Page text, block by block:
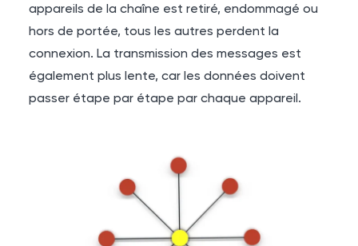
appareils de la chaîne est retiré, endommagé ou
hors de portée, tous les autres perdent la
connexion. La transmission des messages est
également plus lente, car les données doivent
passer étape par étape par chaque appareil.